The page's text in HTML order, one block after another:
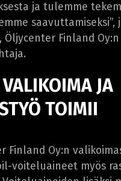
ja tulemme
saavuttamiseksi”,
Öljycenter Finland
VALIKOIMA JA
TOIMII
Finland Oy:n
voiteluaineet myös